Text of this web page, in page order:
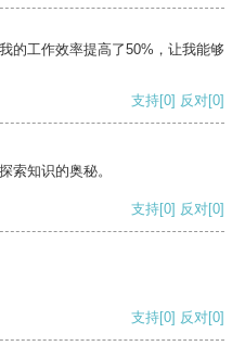
的工作效率提高了50%，让我能够
支持[0] 反对[0]
索知识的奥秘。
支持[0] 反对[0]
支持[0] 反对[0]